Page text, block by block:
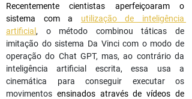
Recentemente cientistas aperfeiçoaram o
sistema com a utilização de inteligência
artificial , o método combinou táticas de
imitação do sistema Da Vinci com o modo de
operação do Chat GPT, mas, ao contrário da
inteligência artificial escrita, essa usa a
cinemática para conseguir executar os
movimentos ensinados através de vídeos de